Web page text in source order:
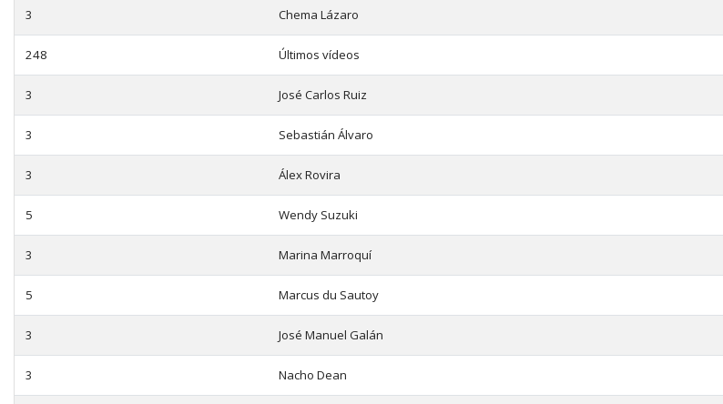
3 Chema Lázaro
248 Últimos vídeos
3 José Carlos Ruiz
3 Sebastián Álvaro
3 Álex Rovira
5 Wendy Suzuki
3 Marina Marroquí
5 Marcus du Sautoy
3 José Manuel Galán
3 Nacho Dean